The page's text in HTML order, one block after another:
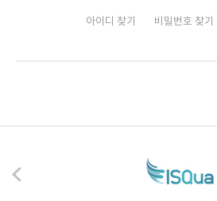
아이디 찾기 비밀번호 찾기